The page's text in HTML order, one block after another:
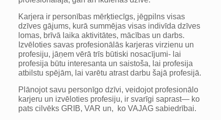
Karjera ir personības mērķtiecīgs, jēgpilns visas
dzīves gājums, kurā summējas visas indivīda dzīves
lomas, brīvā laika aktivitātes, mācības un darbs.
Izvēloties savas profesionālās karjeras virzienu un
profesiju, jāņem vērā trīs būtiski nosacījumi- lai
profesija būtu interesanta un saistoša, lai profesija
atbilstu spējām, lai varētu atrast darbu šajā profesijā.
Plānojot savu personīgo dzīvi, veidojot profesionālo
karjeru un izvēloties profesiju, ir svarīgi saprast— ko
pats cilvēks GRIB, VAR un, ko VAJAG sabiedrībai.